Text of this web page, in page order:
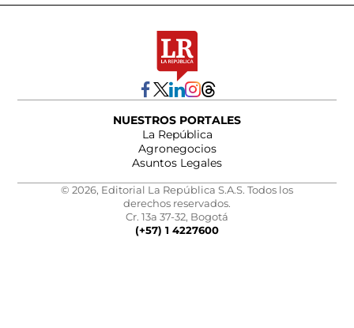
NUESTROS PORTALES
La República
Agronegocios
Asuntos Legales
© 2026, Editorial La República S.A.S. Todos los
derechos reservados.
Cr. 13a 37-32, Bogotá
(+57) 1 4227600